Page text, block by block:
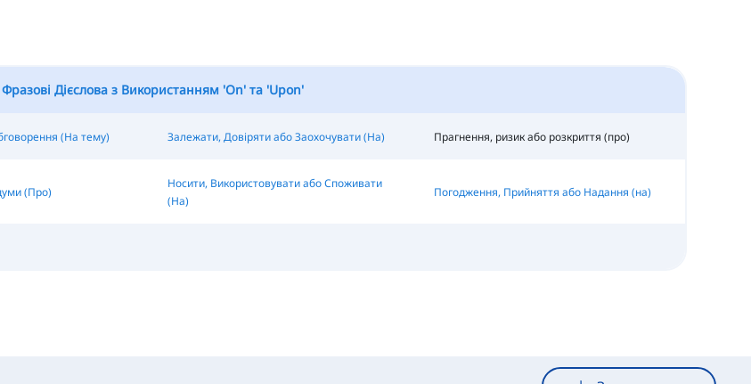
Фразові Дієслова з Використанням 'On' та 'Upon'
(На тему) Залежати, Довіряти або Заохочувати (На) Прагнення, ризик або розкриття (про)
(Про)
Носити, Використовувати або Споживати
(На)
Погодження, Прийняття або Надання (на)